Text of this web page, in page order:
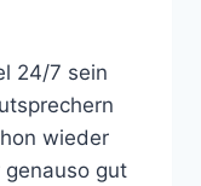
24/7 sein
wieder
gut